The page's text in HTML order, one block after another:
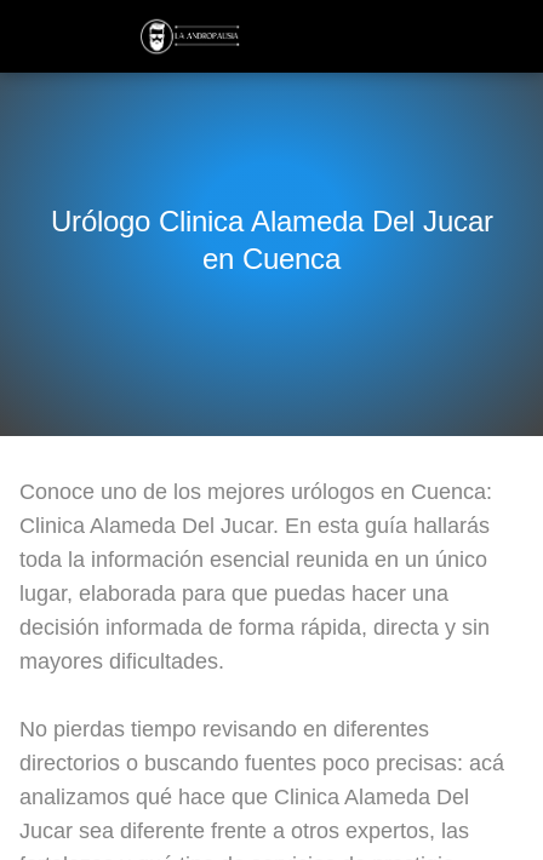
Urólogo Clinica Alameda Del Jucar
en Cuenca
Conoce uno de los mejores urólogos en Cuenca:
Clinica Alameda Del Jucar. En esta guía hallarás
toda la información esencial reunida en un único
lugar, elaborada para que puedas hacer una
decisión informada de forma rápida, directa y sin
mayores dificultades.
No pierdas tiempo revisando en diferentes
directorios o buscando fuentes poco precisas: acá
analizamos qué hace que Clinica Alameda Del
Jucar sea diferente frente a otros expertos, las